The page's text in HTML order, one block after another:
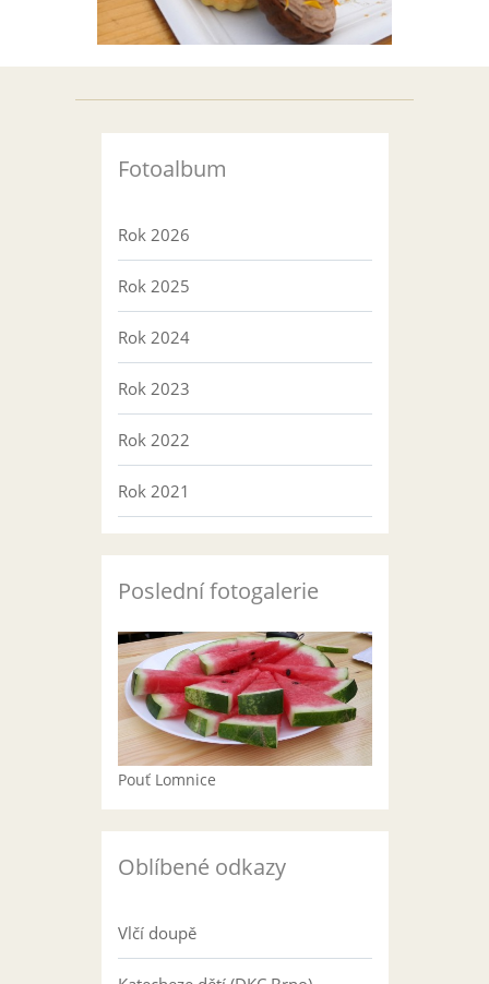
Fotoalbum
Rok 2026
Rok 2025
Rok 2024
Rok 2023
Rok 2022
Rok 2021
Poslední fotogalerie
Pouť Lomnice
Oblíbené odkazy
Vlčí doupě